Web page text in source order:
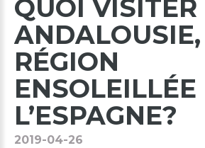
QUOI VISITER
ANDALOUSIE,
RÉGION
ENSOLEILLÉE
L’ESPAGNE?
2019-04-26